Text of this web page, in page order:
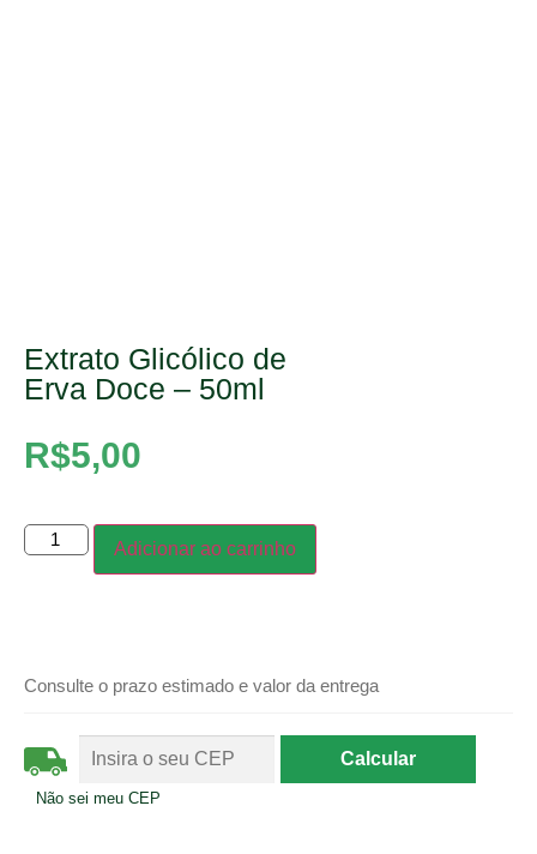
Extrato Glicólico de
Erva Doce – 50ml
R$5,00
Adicionar ao carrinho
Consulte o prazo estimado e valor da entrega
Não sei meu CEP